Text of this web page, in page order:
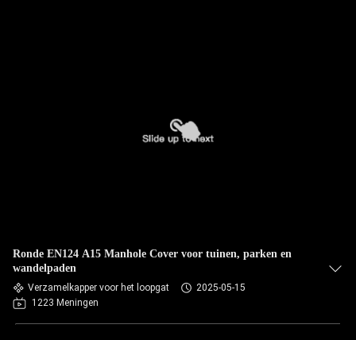
Ronde EN124 A15 Manhole Cover voor tuinen, parken en
wandelpaden
Verzamelkapper voor het loopgat
2025-05-15
1223 Meningen